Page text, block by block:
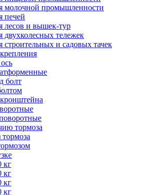
молочной промышленности
печей
лесов и вышек-тур
двухколесных тележек
строительных и садовых тачек
болт
тормоза
тормоза
кг
кг
кг
кг